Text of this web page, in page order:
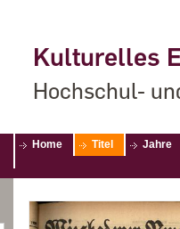
Kulturelles
Hochschul-
Home Titel Jahre